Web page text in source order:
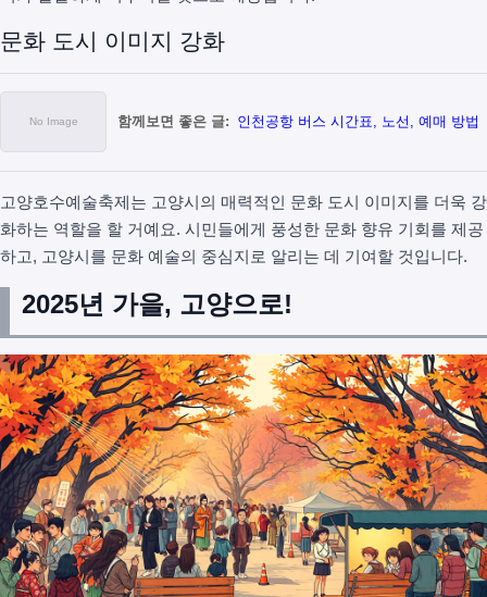
문화 도시 이미지 강화
함께보면 좋은 글: 인천공항 버스 시간표, 노선, 예매 방법
고양호수예술축제는 고양시의 매력적인 문화 도시 이미지를 더욱 강
화하는 역할을 할 거예요. 시민들에게 풍성한 문화 향유 기회를 제공
하고, 고양시를 문화 예술의 중심지로 알리는 데 기여할 것입니다.
2025년 가을, 고양으로!